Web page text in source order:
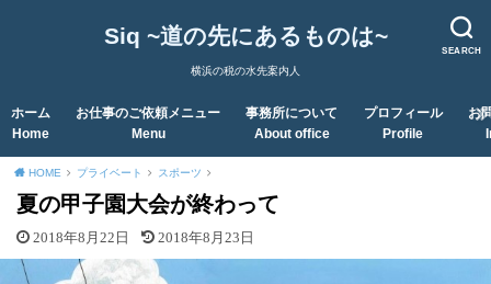
SEARCH
Siq ~道の先にあるものは~
横浜の税の水先案内人
ホーム
Home
お仕事のご依頼メニュー
Menu
事務所について
About office
プロフィール
Profile
お
HOME プライベート スポーツ
夏の甲子園大会が終わって
2018年8月22日 2018年8月23日